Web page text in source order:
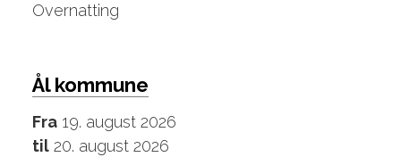
Overnatting
Ål kommune
Fra19. august 2026
til20. august 2026